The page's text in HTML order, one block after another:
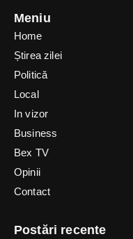
Meniu
Home
Știrea zilei
Politică
Local
In vizor
Business
Bex TV
Opinii
Contact
Postări recente